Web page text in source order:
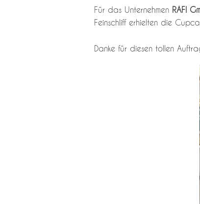
Für das Unternehmen RAFI
Feinschliff erhielten die
Danke für diesen tollen